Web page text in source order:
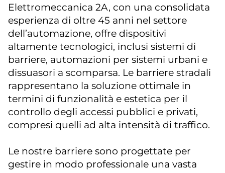
Elettromeccanica 2A, con una consolidata
esperienza di oltre 45 anni nel settore
dell’automazione, offre dispositivi
altamente tecnologici, inclusi sistemi di
barriere, automazioni per sistemi urbani e
dissuasori a scomparsa. Le barriere stradali
rappresentano la soluzione ottimale in
termini di funzionalità e estetica per il
controllo degli accessi pubblici e privati,
compresi quelli ad alta intensità di traffico.
Le nostre barriere sono progettate per
gestire in modo professionale una vasta